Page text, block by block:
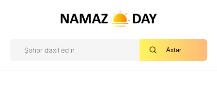
Axtar